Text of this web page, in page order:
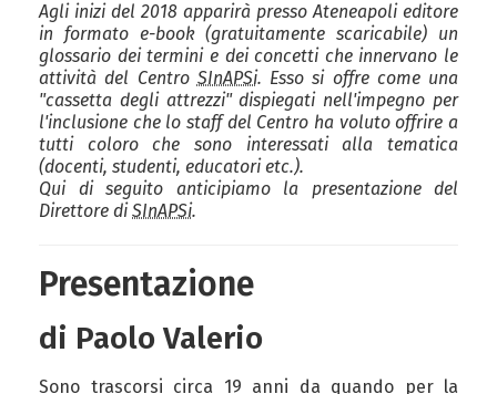
Agli inizi del 2018 apparirà presso Ateneapoli editore
in formato e-book (gratuitamente scaricabile) un
glossario dei termini e dei concetti che innervano le
attività del Centro SInAPSi. Esso si offre come una
"cassetta degli attrezzi" dispiegati nell'impegno per
l'inclusione che lo staff del Centro ha voluto offrire a
tutti coloro che sono interessati alla tematica
(docenti, studenti, educatori etc.).
Qui di seguito anticipiamo la presentazione del
Direttore diSInAPSi.
Presentazione
di Paolo Valerio
Sono trascorsi circa 19 anni da quando per la